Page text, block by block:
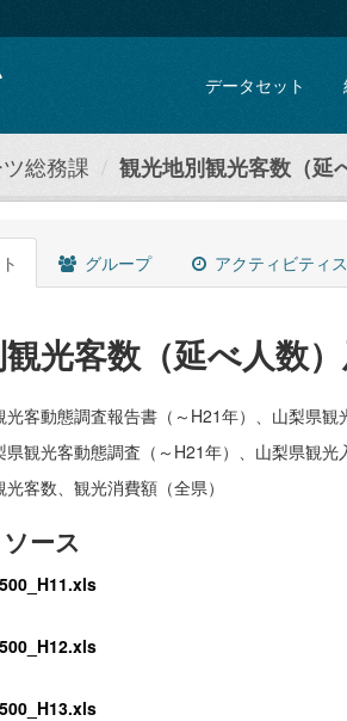
データセット
総務課 観光地別観光客数（延
グループ アクティビティ
光客数（延べ人数
客動態調査報告書（～H21年）、山梨県観
観光客動態調査（～H21年）、山梨県観光
客数、観光消費額（全県）
ース